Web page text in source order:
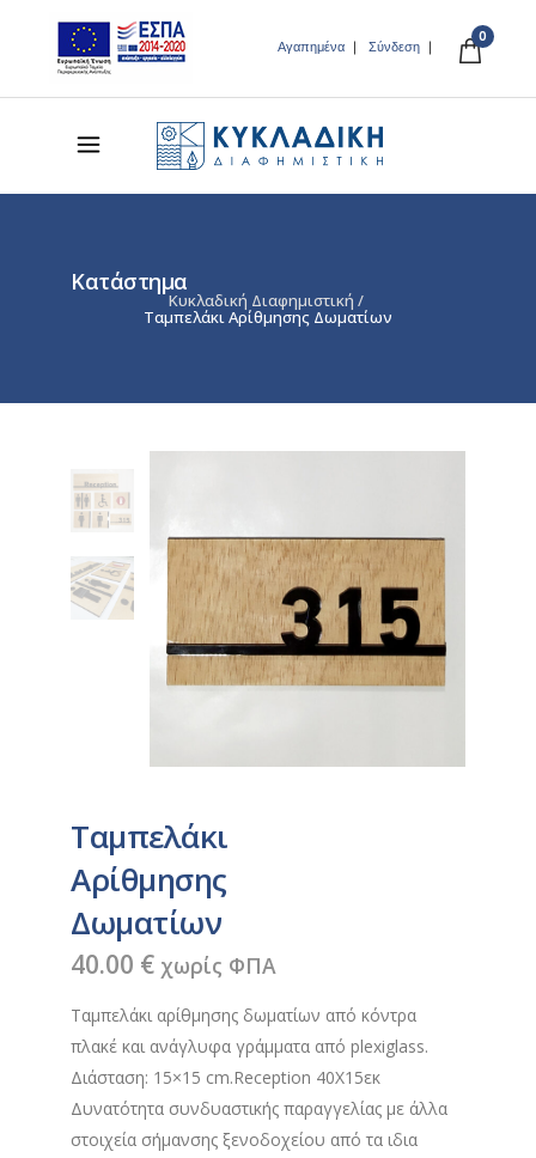
Αγαπημένα Σύνδεση
0
Κατάστημα
Κυκλαδική Διαφημιστική /
Ταμπελάκι Αρίθμησης Δωματίων
Ταμπελάκι
Αρίθμησης
Δωματίων
40.00 € χωρίς ΦΠΑ
Ταμπελάκι αρίθμησης δωματίων από κόντρα
πλακέ και ανάγλυφα γράμματα από plexiglass.
Διάσταση: 15×15 cm.Reception 40X15εκ
Δυνατότητα συνδυαστικής παραγγελίας με άλλα
στοιχεία σήμανσης ξενοδοχείου από τα ιδια